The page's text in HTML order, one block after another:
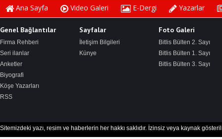
Ana Sayfa Video Galeri E-Dergi Yazarlar
Genel Bağlantılar
Firma Rehberi
Seri ilanlar
Anketler
Biyografi
Köşe Yazarları
RSS
Sayfalar
İletişim Bilgileri
Künye
Foto Galeri
Bitlis Bülten 2. Sayı
Bitlis Bülten 1. Sayı
Bitlis Bülten 3. Sayı
Sitemizdeki yazı, resim ve haberlerin her hakkı saklıdır. İzinsiz veya kaynak